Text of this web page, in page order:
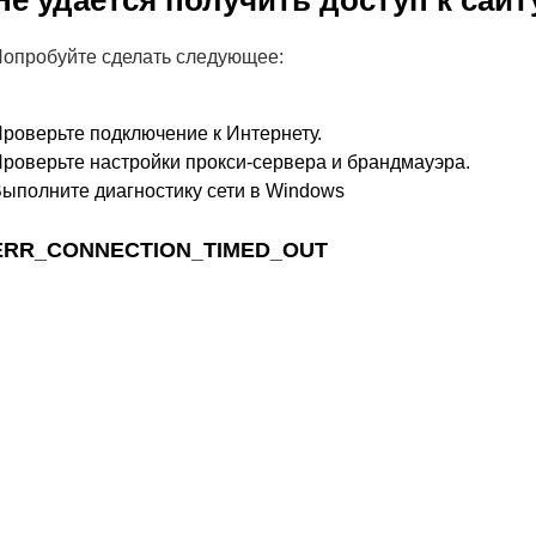
сделать следующее:
подключение к Интернету.
настройки прокси-сервера и брандмауэра.
диагностику сети в Windows